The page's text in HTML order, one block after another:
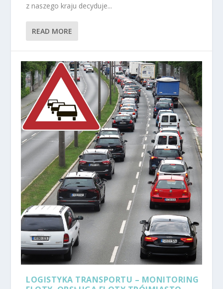
z naszego kraju decyduje...
READ MORE
LOGISTYKA TRANSPORTU – MONITORING